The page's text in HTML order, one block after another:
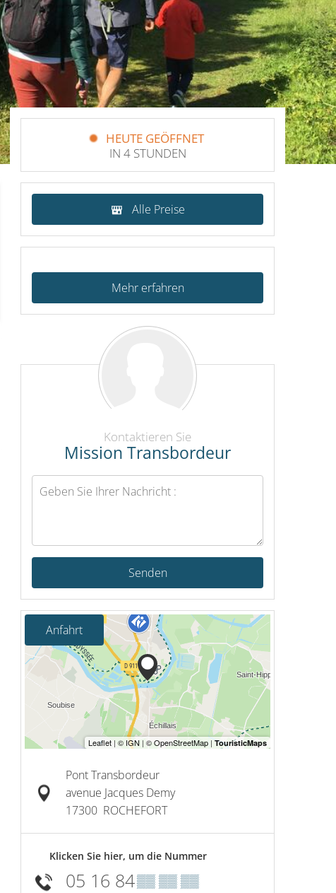
HEUTE GEÖFFNET
IN 4 STUNDEN
Alle Preise
Mehr erfahren
Kontaktieren Sie
Mission Transbordeur
Senden
Anfahrt
Pont Transbordeur
avenue Jacques Demy
17300 ROCHEFORT
Klicken Sie hier, um die Nummer
05 16 84▒▒ ▒▒ ▒▒